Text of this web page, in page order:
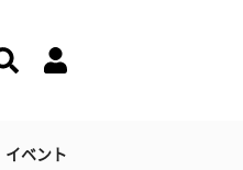
イベント